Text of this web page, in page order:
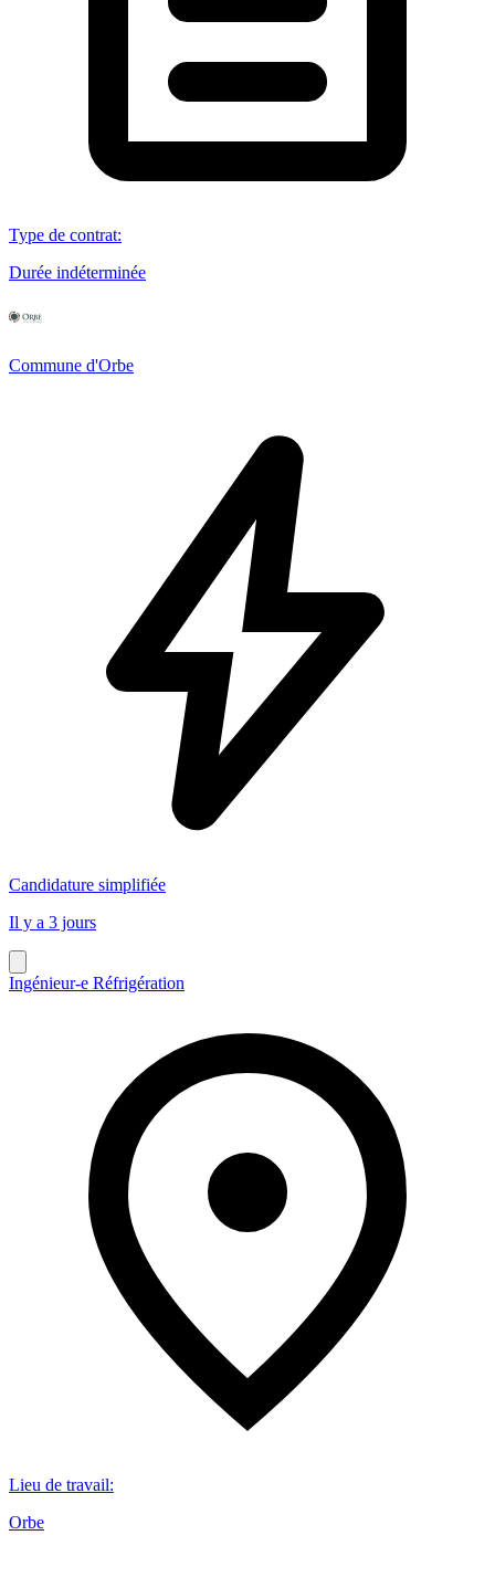
Type de contrat:
Durée indéterminée
Commune d'Orbe
Candidature simplifiée
Il y a 3 jours
Ingénieur-e Réfrigération
Lieu de travail:
Orbe